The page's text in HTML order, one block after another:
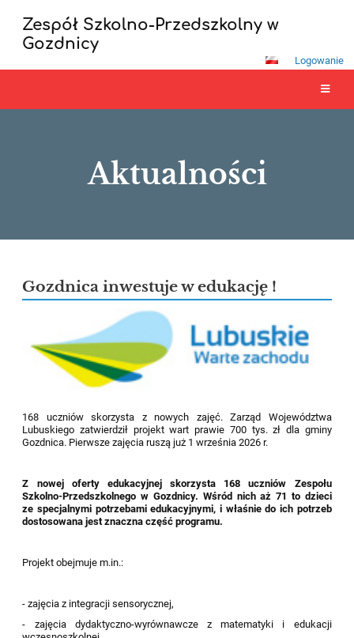
Zespół Szkolno-Przedszkolny w
Gozdnicy
Logowanie
Aktualności
Gozdnica inwestuje w edukację !
168 uczniów skorzysta z nowych zajęć. Zarząd Województwa
Lubuskiego zatwierdził projekt wart prawie 700 tys. zł dla gminy
Gozdnica. Pierwsze zajęcia ruszą już 1 września 2026 r.
Z nowej oferty edukacyjnej skorzysta 168 uczniów Zespołu
Szkolno-Przedszkolnego w Gozdnicy. Wśród nich aż 71 to dzieci
ze specjalnymi potrzebami edukacyjnymi, i właśnie do ich potrzeb
dostosowana jest znaczna część programu.
Projekt obejmuje m.in.:
- zajęcia z integracji sensorycznej,
- zajęcia dydaktyczno-wyrównawcze z matematyki i edukacji